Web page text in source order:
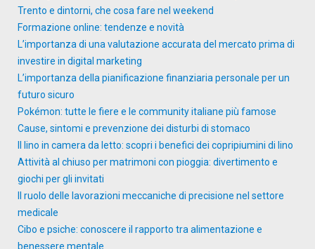
Trento e dintorni, che cosa fare nel weekend
Formazione online: tendenze e novità
L’importanza di una valutazione accurata del mercato prima di
investire in digital marketing
L’importanza della pianificazione finanziaria personale per un
futuro sicuro
Pokémon: tutte le fiere e le community italiane più famose
Cause, sintomi e prevenzione dei disturbi di stomaco
Il lino in camera da letto: scopri i benefici dei copripiumini di lino
Attività al chiuso per matrimoni con pioggia: divertimento e
giochi per gli invitati
Il ruolo delle lavorazioni meccaniche di precisione nel settore
medicale
Cibo e psiche: conoscere il rapporto tra alimentazione e
benessere mentale